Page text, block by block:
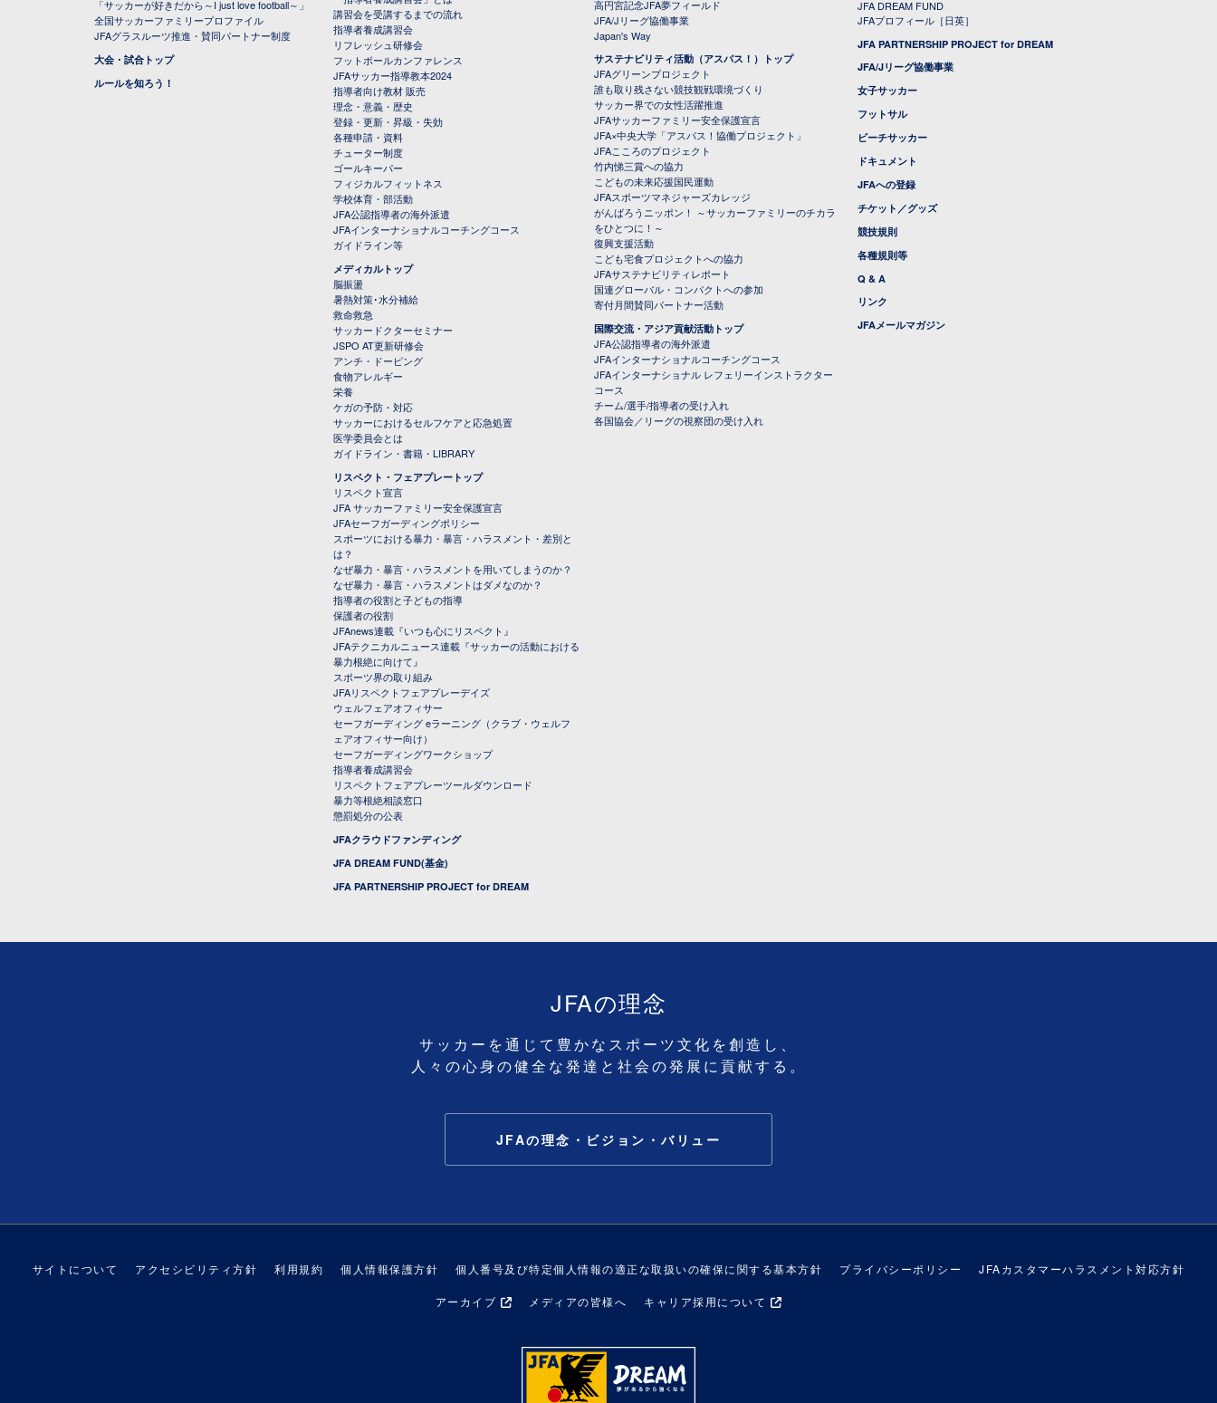
「サッカーが好きだから～I just love football～」
全国サッカーファミリープロファイル
JFAグラスルーツ推進・賛同パートナー制度
大会・試合トップ
ルールを知ろう！
講習会を受講するまでの流れ
指導者養成講習会
リフレッシュ研修会
フットボールカンファレンス
JFAサッカー指導教本2024
指導者向け教材 販売
理念・意義・歴史
登録・更新・昇級・失効
各種申請・資料
チューター制度
ゴールキーパー
フィジカルフィットネス
学校体育・部活動
JFA公認指導者の海外派遣
JFAインターナショナルコーチングコース
ガイドライン等
メディカルトップ
脳振盪
暑熱対策･水分補給
救命救急
サッカードクターセミナー
JSPO AT更新研修会
アンチ・ドーピング
食物アレルギー
栄養
ケガの予防・対応
サッカーにおけるセルフケアと応急処置
医学委員会とは
ガイドライン・書籍・LIBRARY
リスペクト・フェアプレートップ
リスペクト宣言
JFA サッカーファミリー安全保護宣言
JFAセーフガーディングポリシー
スポーツにおける暴力・暴言・ハラスメント・差別と
は？
なぜ暴力・暴言・ハラスメントを用いてしまうのか？
なぜ暴力・暴言・ハラスメントはダメなのか？
指導者の役割と子どもの指導
保護者の役割
JFAnews連載『いつも心にリスペクト』
JFAテクニカルニュース連載『サッカーの活動における
暴力根絶に向けて』
スポーツ界の取り組み
JFAリスペクトフェアプレーデイズ
ウェルフェアオフィサー
セーフガーディング eラーニング（クラブ・ウェルフ
ェアオフィサー向け）
セーフガーディングワークショップ
指導者養成講習会
リスペクトフェアプレーツールダウンロード
暴力等根絶相談窓口
懲罰処分の公表
JFAクラウドファンディング
JFA DREAM FUND(基金)
JFA PARTNERSHIP PROJECT for DREAM
高円宮記念JFA夢フィールド
JFA/Jリーグ協働事業
Japan's Way
サステナビリティ活動（アスパス！）トップ
JFAグリーンプロジェクト
誰も取り残さない競技観戦環境づくり
サッカー界での女性活躍推進
JFAサッカーファミリー安全保護宣言
JFA×中央大学「アスパス！協働プロジェクト」
JFAこころのプロジェクト
竹内悌三賞への協力
こどもの未来応援国民運動
JFAスポーツマネジャーズカレッジ
がんばろうニッポン！ ～サッカーファミリーのチカラ
をひとつに！～
復興支援活動
こども宅食プロジェクトへの協力
JFAサステナビリティレポート
国連グローバル・コンパクトへの参加
寄付月間賛同パートナー活動
国際交流・アジア貢献活動トップ
JFA公認指導者の海外派遣
JFAインターナショナルコーチングコース
JFAインターナショナル レフェリーインストラクター
コース
チーム/選手/指導者の受け入れ
各国協会／リーグの視察団の受け入れ
JFA DREAM FUND
JFAプロフィール［日英］
JFA PARTNERSHIP PROJECT for DREAM
JFA/Jリーグ協働事業
女子サッカー
フットサル
ビーチサッカー
ドキュメント
JFAへの登録
チケット／グッズ
競技規則
各種規則等
Q & A
リンク
JFAメールマガジン
JFAの理念
サッカーを通じて豊かなスポーツ文化を創造し、
人々の心身の健全な発達と社会の発展に貢献する。
JFAの理念・ビジョン・バリュー
サイトについて アクセシビリティ方針 利用規約 個人情報保護方針 個人番号及び特定個人情報の適正な取扱いの確保に関する基本方針 プライバシーポリシー JFAカスタマーハラスメント対応方針
アーカイブ メディアの皆様へ キャリア採用について